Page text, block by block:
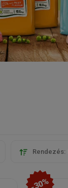
Rendezés:
-30%